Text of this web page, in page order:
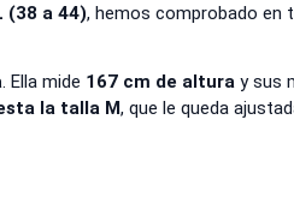
(38 a 44), hemos comprobado en
. Ella mide 167 cm de altura y sus
la talla M, que le queda